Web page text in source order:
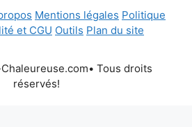
Mentions légales Politique
et CGU Outils Plan du site
Tous droits
réservés!